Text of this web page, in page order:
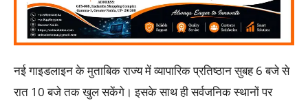
नई गाइडलाइन के मुताबिक राज्य में व्यापारिक प्रतिष्ठान सुबह 6 बजे से
रात 10 बजे तक खुल सकेंगे। इसके साथ ही सर्वजनिक स्थानों पर